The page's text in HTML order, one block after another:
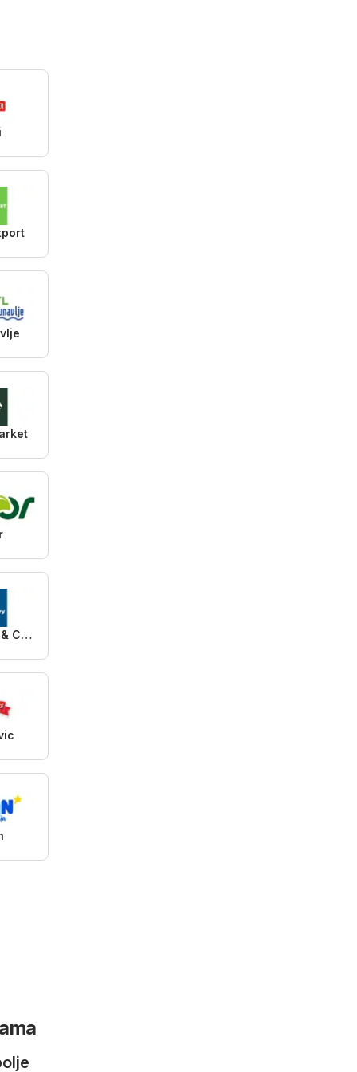
Plus Cash & Carry